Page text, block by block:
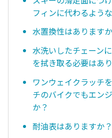
フィンに代わるよう
水置換性はあります
水洗いしたチェーン
を拭き取る必要はあ
ワンウェイクラッチ
チのバイクでもエン
か？
耐油表はありますか？